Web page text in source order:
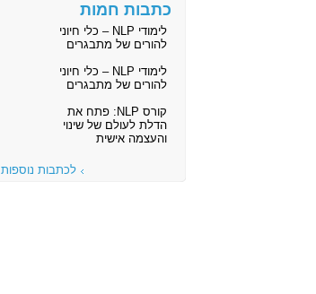
כתבות חמות
לימודי NLP – כלי חיוני
להורים של מתבגרים
לימודי NLP – כלי חיוני
להורים של מתבגרים
קורס NLP: פתח את
הדלת לעולם של שינוי
והעצמה אישית
לכתבות נוספות